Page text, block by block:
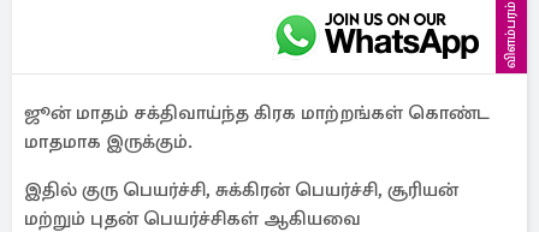
விளம்பரம்
ஜூன் மாதம் சக்திவாய்ந்த கிரக மாற்றங்கள் கொண்ட
மாதமாக இருக்கும்.
இதில் குரு பெயர்ச்சி, சுக்கிரன் பெயர்ச்சி, சூரியன்
மற்றும் புதன் பெயர்ச்சிகள் ஆகியவை